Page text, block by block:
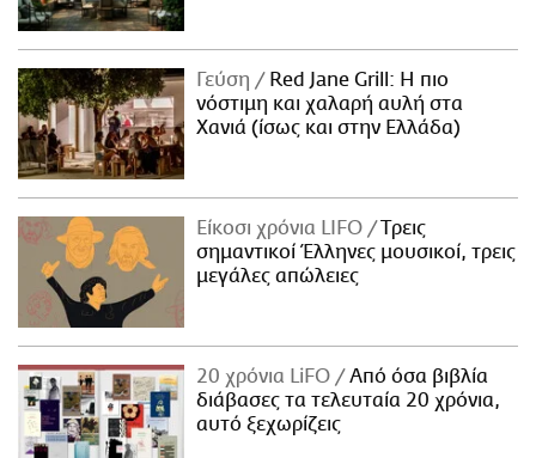
Γεύση
Red Jane Grill: Η πιο
νόστιμη και χαλαρή αυλή στα
Χανιά (ίσως και στην Ελλάδα)
Είκοσι χρόνια LIFO
Tρεις
σημαντικοί Έλληνες μουσικοί, τρεις
μεγάλες απώλειες
20 χρόνια LiFO
Από όσα βιβλία
διάβασες τα τελευταία 20 χρόνια,
αυτό ξεχωρίζεις